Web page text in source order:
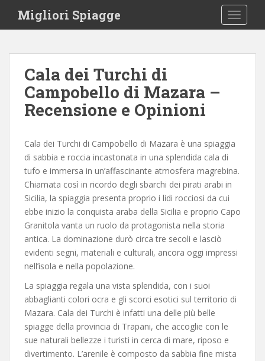
i
Migliori Spiagge
Cala dei Turchi di
Campobello di Mazara –
Recensione e Opinioni
Cala dei Turchi di Campobello di Mazara è una spiaggia
di sabbia e roccia incastonata in una splendida cala di
tufo e immersa in un’affascinante atmosfera magrebina.
Chiamata così in ricordo degli sbarchi dei pirati arabi in
Sicilia, la spiaggia presenta proprio i lidi rocciosi da cui
ebbe inizio la conquista araba della Sicilia e proprio Capo
Granitola vanta un ruolo da protagonista nella storia
antica. La dominazione durò circa tre secoli e lasciò
evidenti segni, materiali e culturali, ancora oggi impressi
nell’isola e nella popolazione.
La spiaggia regala una vista splendida, con i suoi
abbaglianti colori ocra e gli scorci esotici sul territorio di
Mazara. Cala dei Turchi è infatti una delle più belle
spiagge della provincia di Trapani, che accoglie con le
sue naturali bellezze i turisti in cerca di mare, riposo e
divertimento. L’arenile è composto da sabbia fine mista